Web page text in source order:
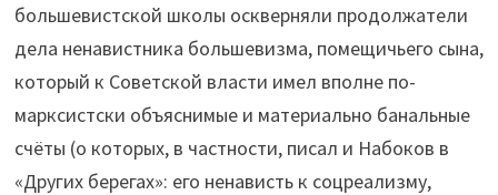
большевистской школы оскверняли продолжатели
дела ненавистника большевизма, помещичьего сына,
который к Советской власти имел вполне по-
марксистски объяснимые и материально банальные
счёты (о которых, в частности, писал и Набоков в
«Других берегах»: его ненависть к соцреализму,